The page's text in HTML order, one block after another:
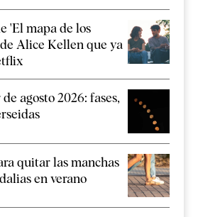
'El mapa de los
Alice Kellen que ya
agosto 2026: fases,
quitar las manchas
en verano